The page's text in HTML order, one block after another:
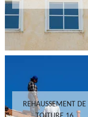
REHAUSSEMENT DE